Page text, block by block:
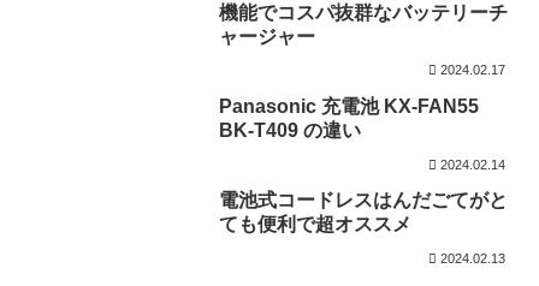
機能でコスパ抜群なバッテリーチ
ャージャー
2024.02.17
Panasonic 充電池 KX-FAN55
BK-T409 の違い
2024.02.14
電池式コードレスはんだごてがと
ても便利で超オススメ
2024.02.13